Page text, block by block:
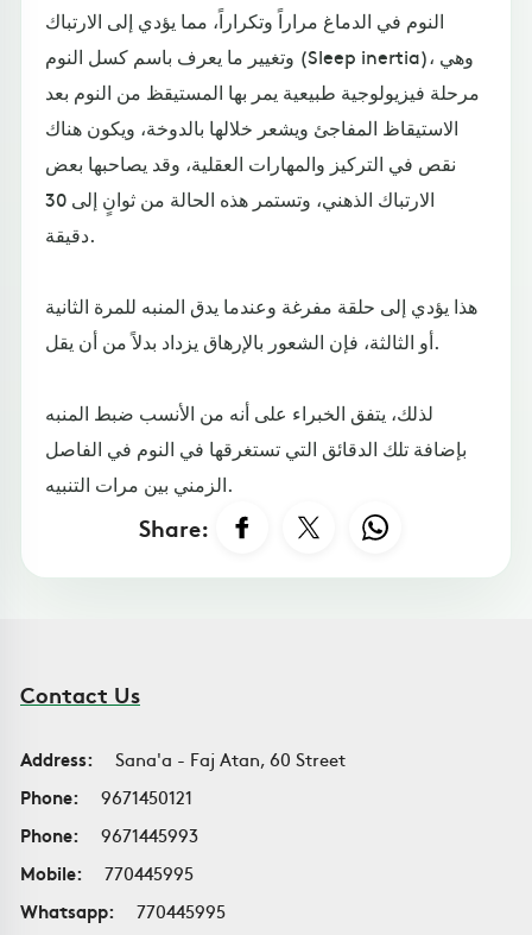
النوم في الدماغ مراراً وتكراراً، مما يؤدي إلى الارتباك
وتغيير ما يعرف باسم كسل النوم (Sleep inertia)، وهي
مرحلة فيزيولوجية طبيعية يمر بها المستيقظ من النوم بعد
الاستيقاظ المفاجئ ويشعر خلالها بالدوخة، ويكون هناك
نقص في التركيز والمهارات العقلية، وقد يصاحبها بعض
الارتباك الذهني، وتستمر هذه الحالة من ثوانٍ إلى 30
دقيقة.
هذا يؤدي إلى حلقة مفرغة وعندما يدق المنبه للمرة الثانية
أو الثالثة، فإن الشعور بالإرهاق يزداد بدلاً من أن يقل.
لذلك، يتفق الخبراء على أنه من الأنسب ضبط المنبه
بإضافة تلك الدقائق التي تستغرقها في النوم في الفاصل
الزمني بين مرات التنبيه.
Share:
Contact Us
Address:
Sana'a - Faj Atan, 60 Street
Phone:
9671450121
Phone:
9671445993
Mobile:
770445995
Whatsapp:
770445995